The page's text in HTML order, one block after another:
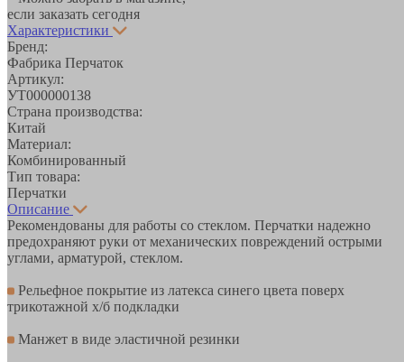
если заказать сегодня
Характеристики
Бренд:
Фабрика Перчаток
Артикул:
УТ000000138
Страна производства:
Китай
Материал:
Комбинированный
Тип товара:
Перчатки
Описание
Рекомендованы для работы со стеклом. Перчатки надежно
предохраняют руки от механических повреждений острыми
углами, арматурой, стеклом.
Рельефное покрытие из латекса синего цвета поверх
трикотажной х/б подкладки
Манжет в виде эластичной резинки